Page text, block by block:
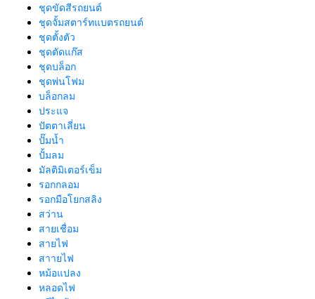
ชุดขัดสีรถยนต์​
ชุดจั้มสตาร์ทแบตรถยนต์
ชุดตั้งตัว
ชุดตัดแก๊ส
ชุดบล็อก
ชุดพ่นโฟม
บล็อกลม
ประแจ
ปัตตาเลี่ยน
ปั๊มน้ำ
ปั้มลม
มัลติมิเตอร์เข็ม
รอกกลอม
รอกมือโยกสลิง
สว่าน
สายเชื่อม
สายไฟ
สาายไฟ
หม้อแปลง
หลอดไฟ